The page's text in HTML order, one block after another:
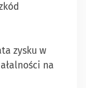
zysku w
na